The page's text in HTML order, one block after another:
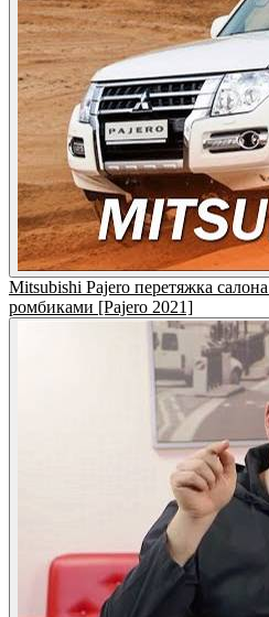
Mitsubishi Pajero перетяжка
ромбиками [Pajero 2021]